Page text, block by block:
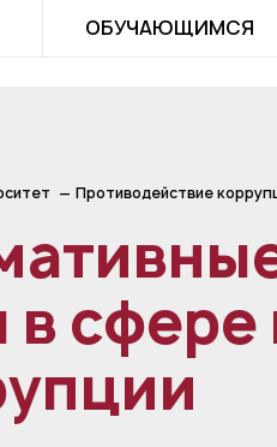
ОБУЧАЮЩИМСЯ
Противодействие
в